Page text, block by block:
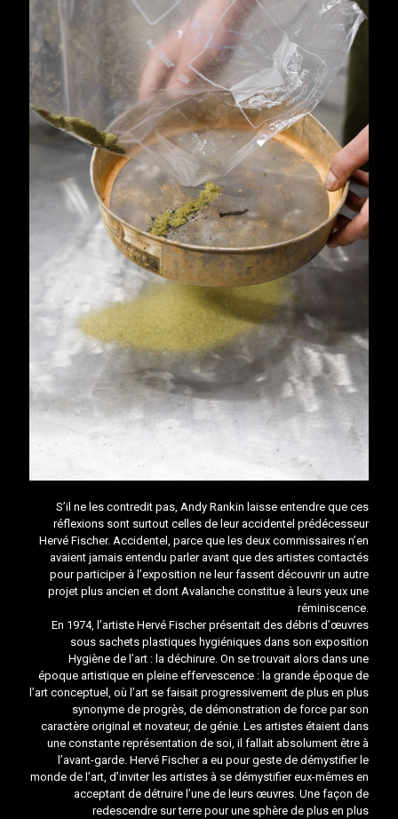
S’il ne les contredit pas, Andy Rankin laisse entendre que ces
réflexions sont surtout celles de leur accidentel prédécesseur
Hervé Fischer. Accidentel, parce que les deux commissaires n’en
avaient jamais entendu parler avant que des artistes contactés
pour participer à l’exposition ne leur fassent découvrir un autre
projet plus ancien et dont Avalanche constitue à leurs yeux une
réminiscence.
En 1974, l’artiste Hervé Fischer présentait des débris d’œuvres
sous sachets plastiques hygiéniques dans son exposition
Hygiène de l’art : la déchirure. On se trouvait alors dans une
époque artistique en pleine effervescence : la grande époque de
l’art conceptuel, où l’art se faisait progressivement de plus en plus
synonyme de progrès, de démonstration de force par son
caractère original et novateur, de génie. Les artistes étaient dans
une constante représentation de soi, il fallait absolument être à
l’avant-garde. Hervé Fischer a eu pour geste de démystifier le
monde de l’art, d’inviter les artistes à se démystifier eux-mêmes en
acceptant de détruire l’une de leurs œuvres. Une façon de
redescendre sur terre pour une sphère de plus en plus